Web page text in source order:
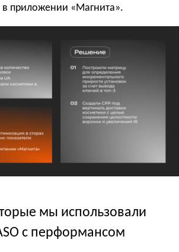
в приложении «Магнита».
мы использовали
с перформансом